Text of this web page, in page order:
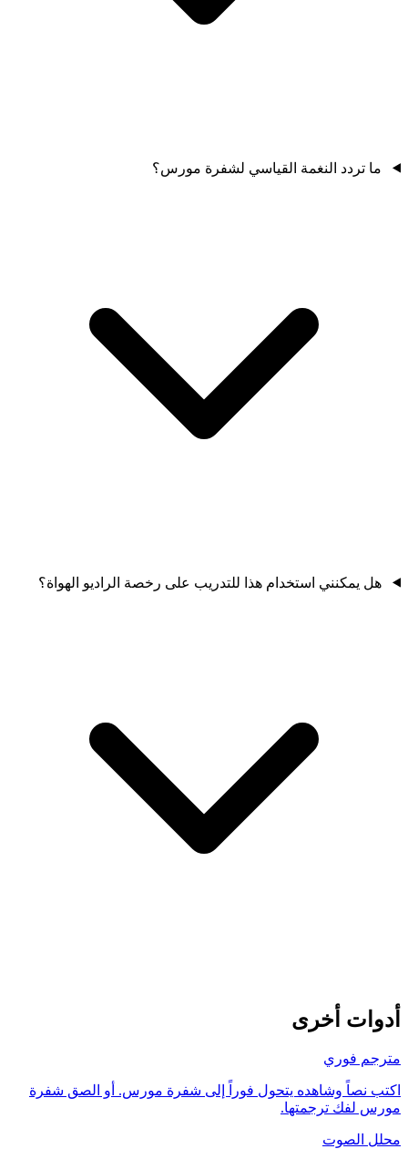
ما تردد النغمة القياسي لشفرة مورس؟
هل يمكنني استخدام هذا للتدريب على رخصة الراديو الهواة؟
أدوات أخرى
مترجم فوري
اكتب نصاً وشاهده يتحول فوراً إلى شفرة مورس. أو الصق شفرة
مورس لفك ترجمتها.
محلل الصوت